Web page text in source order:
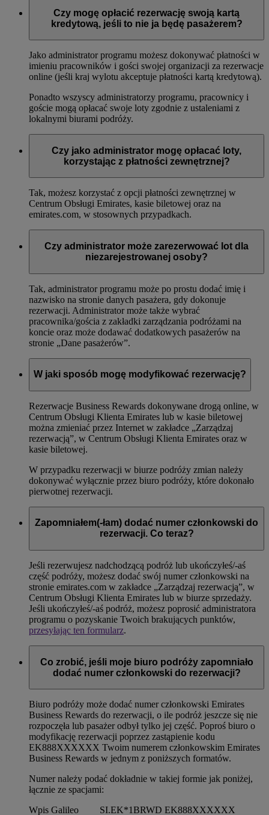
Czy mogę opłacić rezerwację swoją kartą
kredytową, jeśli to nie ja będę pasażerem?
Jako administrator programu możesz dokonywać płatności w
imieniu pracowników i gości swojej organizacji za rezerwacje
online (jeśli kraj wylotu akceptuje płatności kartą kredytową).
Ponadto wszyscy administratorzy programu, pracownicy i
goście mogą opłacać swoje loty zgodnie z ustaleniami z
lokalnymi biurami podróży.
Czy jako administrator mogę opłacać loty,
korzystając z płatności zewnętrznej?
Tak, możesz korzystać z opcji płatności zewnętrznej w
Centrum Obsługi Emirates, kasie biletowej oraz na
emirates.com, w stosownych przypadkach.
Czy administrator może zarezerwować lot dla
niezarejestrowanej osoby?
Tak, administrator programu może po prostu dodać imię i
nazwisko na stronie danych pasażera, gdy dokonuje
rezerwacji. Administrator może także wybrać
pracownika/gościa z zakładki zarządzania podróżami na
koncie oraz może dodawać dodatkowych pasażerów na
stronie „Dane pasażerów”.
W jaki sposób mogę modyfikować rezerwację?
Rezerwacje Business Rewards dokonywane drogą online, w
Centrum Obsługi Klienta Emirates lub w kasie biletowej
można zmieniać przez Internet w zakładce „Zarządzaj
rezerwacją”, w Centrum Obsługi Klienta Emirates oraz w
kasie biletowej.
W przypadku rezerwacji w biurze podróży zmian należy
dokonywać wyłącznie przez biuro podróży, które dokonało
pierwotnej rezerwacji.
Zapomniałem(-łam) dodać numer członkowski do
rezerwacji. Co teraz?
Jeśli rezerwujesz nadchodzącą podróż lub ukończyłeś/-aś
część podróży, możesz dodać swój numer członkowski na
stronie emirates.com w zakładce „Zarządzaj rezerwacją”, w
Centrum Obsługi Klienta Emirates lub w biurze sprzedaży.
Jeśli ukończyłeś/-aś podróż, możesz poprosić administratora
programu o pozyskanie Twoich brakujących punktów,
przesyłając ten formularz.
Co zrobić, jeśli moje biuro podróży zapomniało
dodać numer członkowski do rezerwacji?
Biuro podróży może dodać numer członkowski Emirates
Business Rewards do rezerwacji, o ile podróż jeszcze się nie
rozpoczęła lub pasażer odbył tylko jej część. Poproś biuro o
modyfikację rezerwacji poprzez zastąpienie kodu
EK888XXXXXX Twoim numerem członkowskim Emirates
Business Rewards w jednym z poniższych formatów.
Numer należy podać dokładnie w takiej formie jak poniżej,
łącznie ze spacjami:
Wpis Galileo
SI.EK*1BRWD EK888XXXXXX